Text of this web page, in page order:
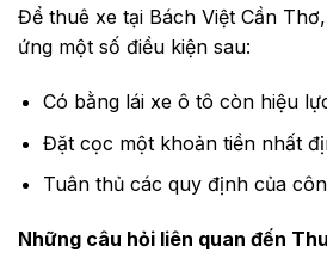
Để thuê xe tại Bách Việt Cần
ứng một số điều kiện sau:
Có bằng lái xe ô tô còn hiệu
Đặt cọc một khoản tiền nhất
Tuân thủ các quy định của
Những câu hỏi liên quan đến